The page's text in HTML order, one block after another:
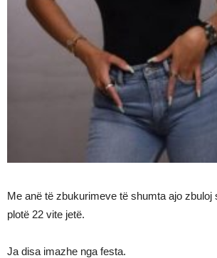
Me anë të zbukurimeve të shumta ajo zbuloj
plotë 22 vite jetë.
Ja disa imazhe nga festa.